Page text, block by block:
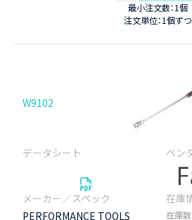
最小注文数：1個
注文単位：1個ずつ
W9102
PERFORMANCE TOOLS 在庫数